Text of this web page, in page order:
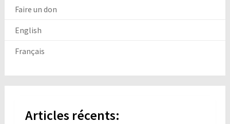
Faire un don
English
Français
Articles récents: